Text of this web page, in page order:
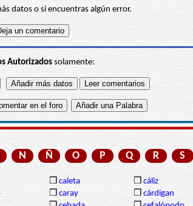
datos o si encuentras algún error.
Autorizadossolamente:
N Ñ O P Q R S
❒ caleta ❒ cáliz
❒ caray ❒ cárdigan